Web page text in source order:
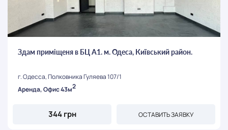
Здам приміщеня в БЦ А1. м. Одеса, Київський район.
г. Одесса, Полковника Гуляева 107/1
Аренда, Офис 43м2
344 грн ОСТАВИТЬ ЗАЯВКУ